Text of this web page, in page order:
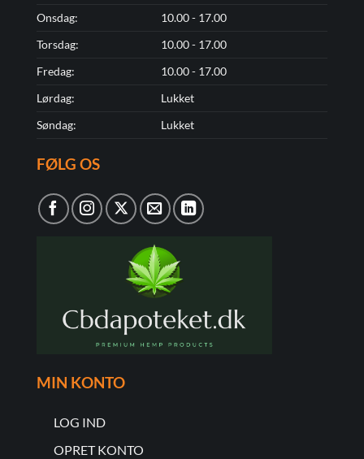
Onsdag:
10.00 - 17.00
Torsdag:
10.00 - 17.00
Fredag:
10.00 - 17.00
Lørdag:
Lukket
Søndag:
Lukket
FØLG OS
MIN KONTO
LOG IND
OPRET KONTO